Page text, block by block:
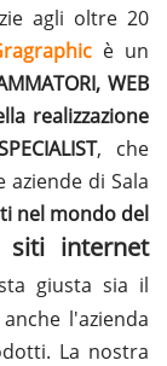
agli oltre 20
è un
WEB
realizzazione
, che
di Sala
nel mondo del
siti internet
giusta sia il
l'azienda
La nostra